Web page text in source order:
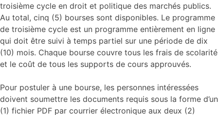
troisième cycle en droit et politique des marchés publics.
Au total, cinq (5) bourses sont disponibles. Le programme
de troisième cycle est un programme entièrement en ligne
qui doit être suivi à temps partiel sur une période de dix
(10) mois. Chaque bourse couvre tous les frais de scolarité
et le coût de tous les supports de cours approuvés.
Pour postuler à une bourse, les personnes intéressées
doivent soumettre les documents requis sous la forme d’un
(1) fichier PDF par courrier électronique aux deux (2)